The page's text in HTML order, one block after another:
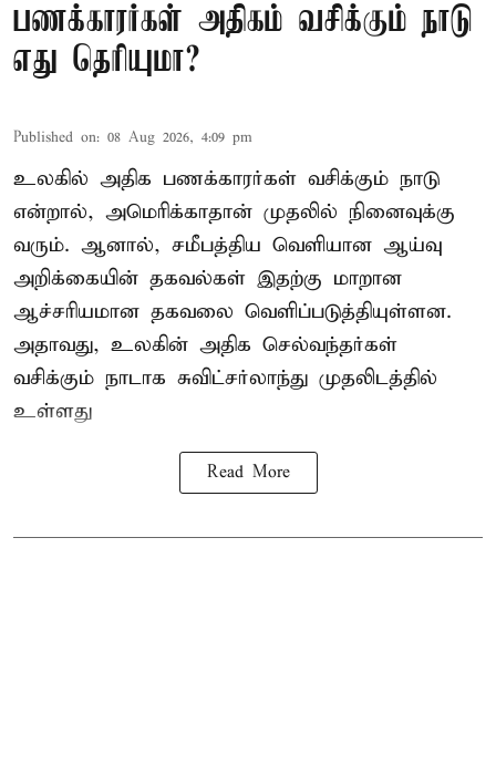
பணக்காரர்கள் அதிகம் வசிக்கும் நாடு
எது தெரியுமா?
Published on: 08 Aug 2026, 4:09 pm
உலகில் அதிக பணக்காரர்கள் வசிக்கும் நாடு
என்றால், அமெரிக்காதான் முதலில் நினைவுக்கு
வரும். ஆனால், சமீபத்திய வெளியான ஆய்வு
அறிக்கையின் தகவல்கள் இதற்கு மாறான
ஆச்சரியமான தகவலை வெளிப்படுத்தியுள்ளன.
அதாவது, உலகின் அதிக செல்வந்தர்கள்
வசிக்கும் நாடாக சுவிட்சர்லாந்து முதலிடத்தில்
உள்ளது
Read More